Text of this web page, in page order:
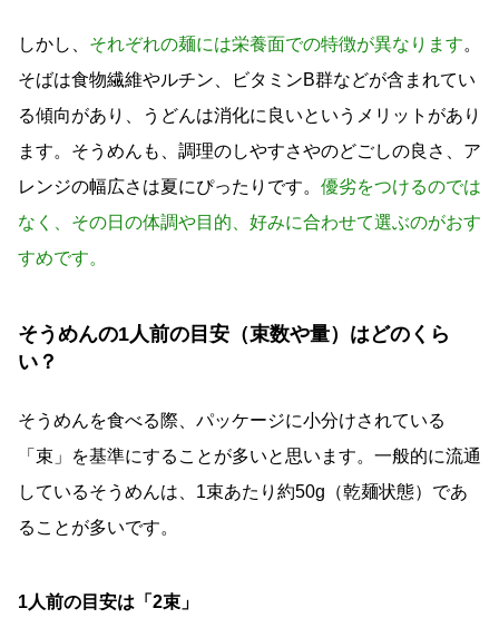
しかし、 それぞれの麺には栄養面での特徴が異なります。
そばは食物繊維やルチン、ビタミンB群などが含まれてい
る傾向があり、うどんは消化に良いというメリットがあり
ます。そうめんも、調理のしやすさやのどごしの良さ、ア
レンジの幅広さは夏にぴったりです。 優劣をつけるのでは
なく、その日の体調や目的、好みに合わせて選ぶのがおす
すめです。
そうめんの1人前の目安（束数や量）はどのくら
い？
そうめんを食べる際、パッケージに小分けされている
「束」を基準にすることが多いと思います。一般的に流通
しているそうめんは、1束あたり約50g（乾麺状態）であ
ることが多いです。
1人前の目安は「2束」